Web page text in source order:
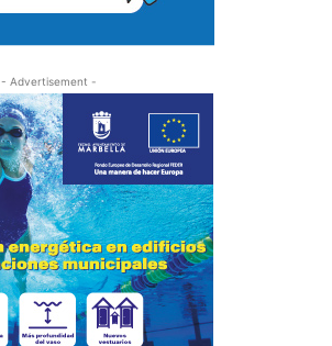
- Advertisement -